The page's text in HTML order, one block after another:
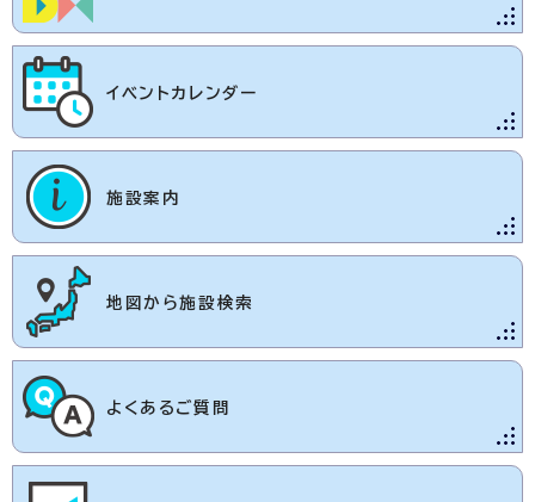
イベントカレンダー
施設案内
地図から施設検索
よくあるご質問